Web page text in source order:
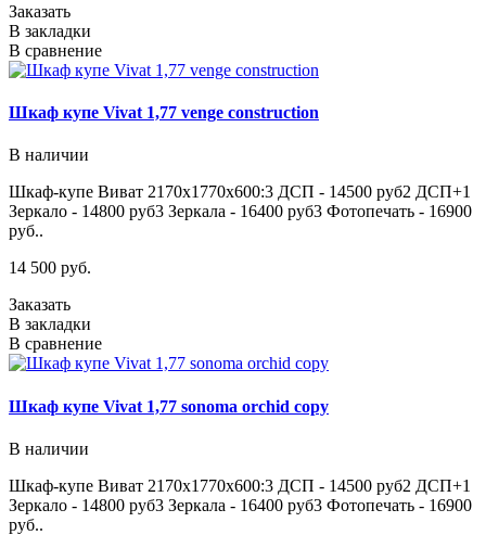
Заказать
В закладки
В сравнение
Шкаф купе Vivat 1,77 venge construction
В наличии
Шкаф-купе Виват 2170х1770х600:3 ДСП - 14500 руб2 ДСП+1
Зеркало - 14800 руб3 Зеркала - 16400 руб3 Фотопечать - 16900
руб..
14 500 руб.
Заказать
В закладки
В сравнение
Шкаф купе Vivat 1,77 sonoma orchid copy
В наличии
Шкаф-купе Виват 2170х1770х600:3 ДСП - 14500 руб2 ДСП+1
Зеркало - 14800 руб3 Зеркала - 16400 руб3 Фотопечать - 16900
руб..